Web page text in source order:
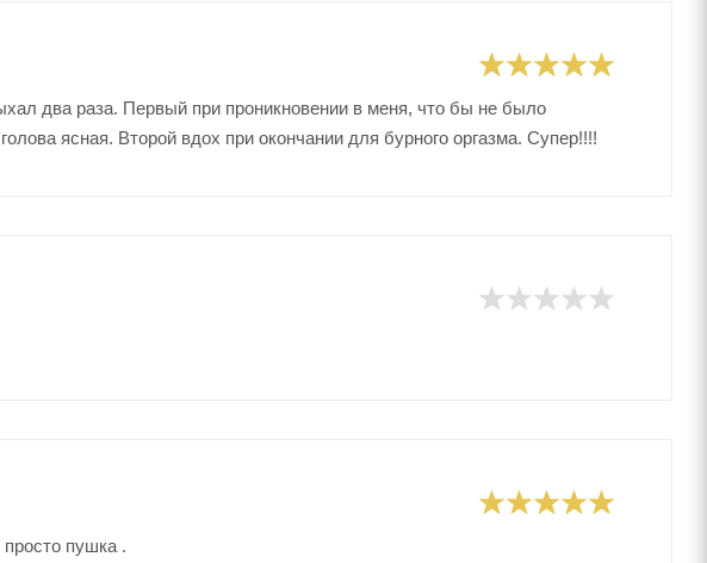
два раза. Первый при проникновении в меня, что бы не было
ясная. Второй вдох при окончании для бурного оргазма. Супер!!!!
пушка .